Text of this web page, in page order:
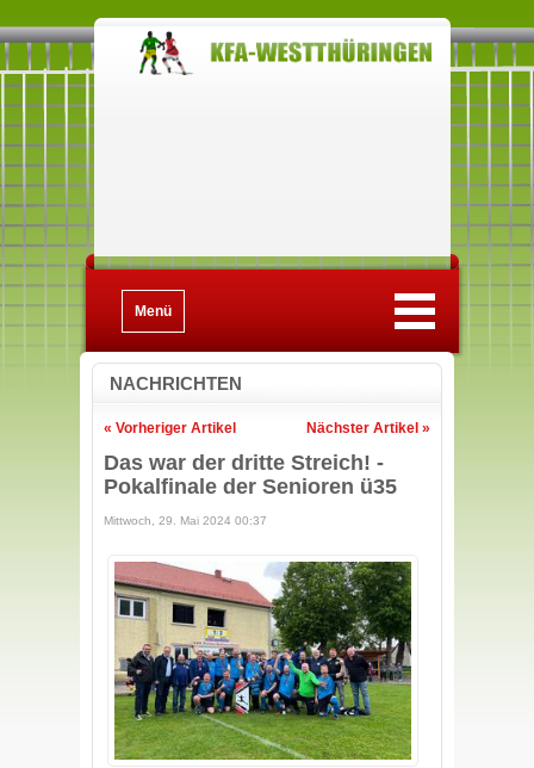
Menü
NACHRICHTEN
Nächster Artikel »
« Vorheriger Artikel
Das war der dritte Streich! -
Pokalfinale der Senioren ü35
Mittwoch, 29. Mai 2024 00:37